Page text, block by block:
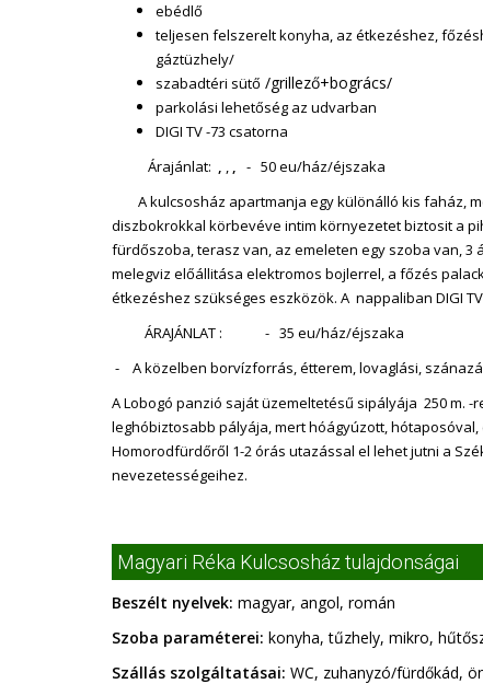
ebédlő
teljesen felszerelt konyha, az étkezéshez,
gáztüzhely/
szabadtéri sütő /grillező+bogrács/
parkolási lehetőség az udvarban
DIGI TV -73 csatorna
Árajánlat: , , , - 50 eu/ház/éjszaka
A kulcsosház apartmanja egy különálló kis faház,
diszbokrokkal körbevéve intim környezetet biztosit a
fürdőszoba, terasz van, az emeleten egy szoba van, 3
melegviz előállitása elektromos bojlerrel, a főzés
étkezéshez szükséges eszközök. A nappaliban DIGI
ÁRAJÁNLAT :
- 35 eu/ház/éjszaka
- A közelben borvízforrás, étterem, lovaglási,
A Lobogó panzió saját üzemeltetésű sipályája 250 m. -
leghóbiztosabb pályája, mert hóágyúzott,
Homorodfürdőről 1-2 órás utazással el lehet jutni a
nevezetességeihez.
Magyari Réka Kulcsosház tulajdonságai
Beszélt nyelvek: magyar, angol, román
Szoba paraméterei: konyha, tűzhely, mikro,
Szállás szolgáltatásai: WC, zuhanyzó/fürdőkád,